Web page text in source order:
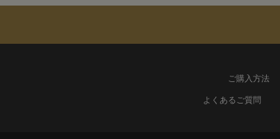
ご購入方法
よくあるご質問